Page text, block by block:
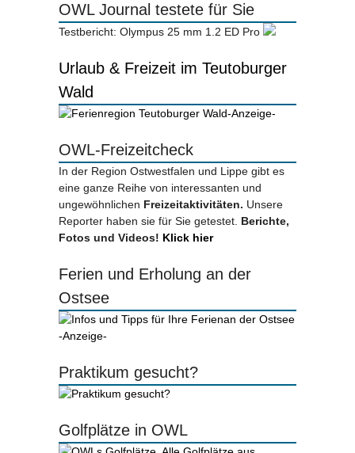
OWL Journal testete für Sie
Testbericht: Olympus 25 mm 1.2 ED Pro
Urlaub & Freizeit im Teutoburger
Wald
-Anzeige-
OWL-Freizeitcheck
In der Region Ostwestfalen und Lippe gibt es
eine ganze Reihe von interessanten und
ungewöhnlichen Freizeitaktivitäten. Unsere
Reporter haben sie für Sie getestet. Berichte,
Fotos und Videos! Klick hier
Ferien und Erholung an der
Ostsee
-Anzeige-
Praktikum gesucht?
Golfplätze in OWL